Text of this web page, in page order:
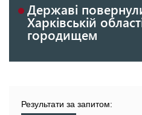
Державі
Харківській
городищем
Результати за запитом: